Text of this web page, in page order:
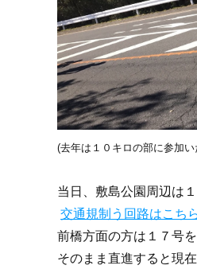
(去年は１０キロの部に参加
当日、敷島公園周辺は
交通規制う回路はこち
前橋方面の方は１７号
そのまま直進すると現